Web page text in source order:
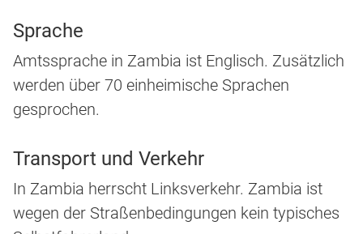
Sprache
Amtssprache in Zambia ist Englisch. Zusätzlich
werden über 70 einheimische Sprachen
gesprochen.
Transport und Verkehr
In Zambia herrscht Linksverkehr. Zambia ist
wegen der Straßenbedingungen kein typisches